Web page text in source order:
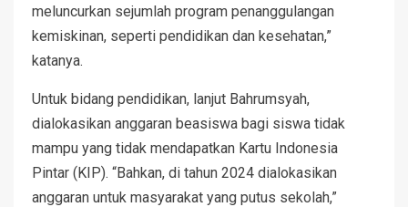
meluncurkan sejumlah program penanggulangan
kemiskinan, seperti pendidikan dan kesehatan,”
katanya.
Untuk bidang pendidikan, lanjut Bahrumsyah,
dialokasikan anggaran beasiswa bagi siswa tidak
mampu yang tidak mendapatkan Kartu Indonesia
Pintar (KIP). “Bahkan, di tahun 2024 dialokasikan
anggaran untuk masyarakat yang putus sekolah,”